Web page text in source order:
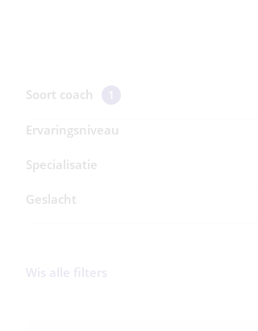
Soort coach 1
Ervaringsniveau
Specialisatie
Geslacht
Wis alle filters